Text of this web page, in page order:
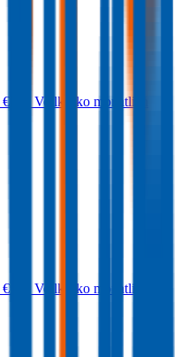
€ 50
Vollkasko monatlich
€ 68
Vollkasko monatlich